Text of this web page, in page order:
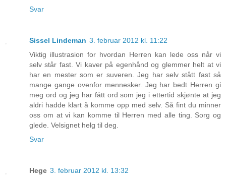
Svar
Sissel Lindeman 3. februar 2012 kl. 11:22
Viktig illustrasion for hvordan Herren kan lede oss når vi
selv står fast. Vi kaver på egenhånd og glemmer helt at vi
har en mester som er suveren. Jeg har selv stått fast så
mange gange ovenfor mennesker. Jeg har bedt Herren gi
meg ord og jeg har fått ord som jeg i ettertid skjønte at jeg
aldri hadde klart å komme opp med selv. Så fint du minner
oss om at vi kan komme til Herren med alle ting. Sorg og
glede. Velsignet helg til deg.
Svar
Hege 3. februar 2012 kl. 13:32